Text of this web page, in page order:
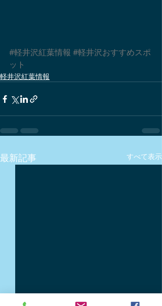
#軽井沢紅葉情報 #軽井沢おすすめスポ
ット
軽井沢紅葉情報
最新記事 すべて表示